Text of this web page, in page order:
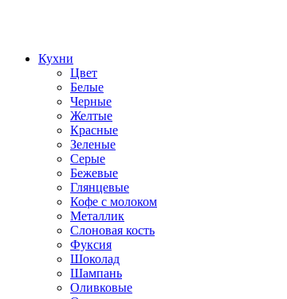
Кухни
Цвет
Белые
Черные
Желтые
Красные
Зеленые
Серые
Бежевые
Глянцевые
Кофе с молоком
Металлик
Слоновая кость
Фуксия
Шоколад
Шампань
Оливковые